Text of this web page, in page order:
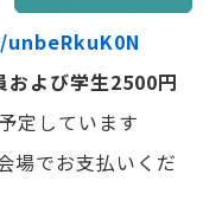
よび学生2500円
定しています
場でお支払いくだ